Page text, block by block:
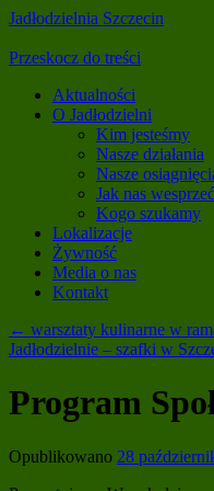
Jadłodzielnia Szczecin
Przeskocz do treści
Aktualności
O Jadłodzielni
Kim jesteśmy
Nasze działania
Nasze
Jak nas wesprzeć
Kogo szukamy
Lokalizacje
Żywność
Media o nas
Kontakt
← warsztaty kulinarne w
Jadłodzielnie – szafki w
Program
Opublikowano 28